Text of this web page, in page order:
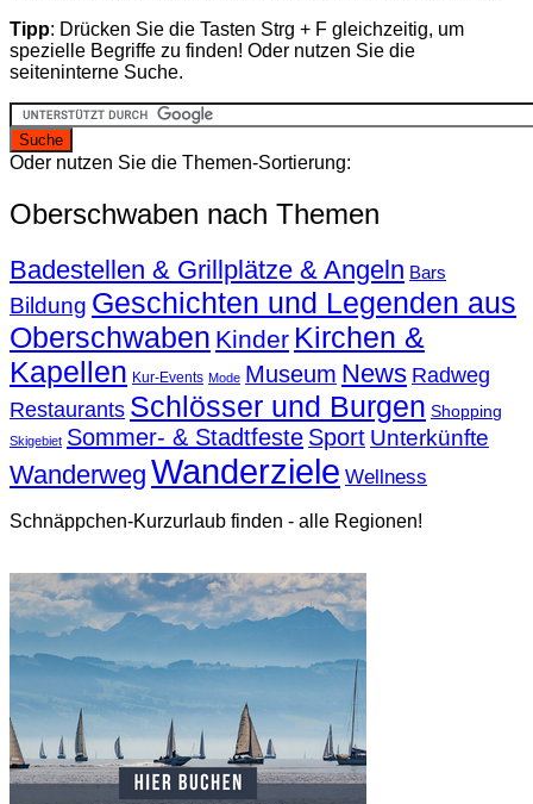
Tipp: Drücken Sie die Tasten Strg + F gleichzeitig, um
spezielle Begriffe zu finden! Oder nutzen Sie die
seiteninterne Suche.
Oder nutzen Sie die Themen-Sortierung:
Oberschwaben nach Themen
Badestellen & Grillplätze & Angeln Bars
Bildung Geschichten und Legenden aus
Oberschwaben Kinder Kirchen &
Kapellen Kur-Events Mode Museum News Radweg
Restaurants Schlösser und Burgen Shopping
Skigebiet Sommer- & Stadtfeste Sport Unterkünfte
Wanderweg Wanderziele Wellness
Schnäppchen-Kurzurlaub finden - alle Regionen!